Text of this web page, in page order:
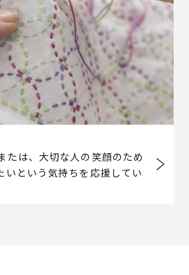
たは、大切な人の笑顔のため
いという気持ちを応援してい